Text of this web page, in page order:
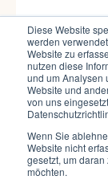
Diese Website
werden
Website zu
nutzen diese
und um Analysen
Website und
von uns
Wenn Sie
Website nicht
gesetzt, um
möchten.
Mehr
zur
Auf unseren
Ihre
informieren.
über die